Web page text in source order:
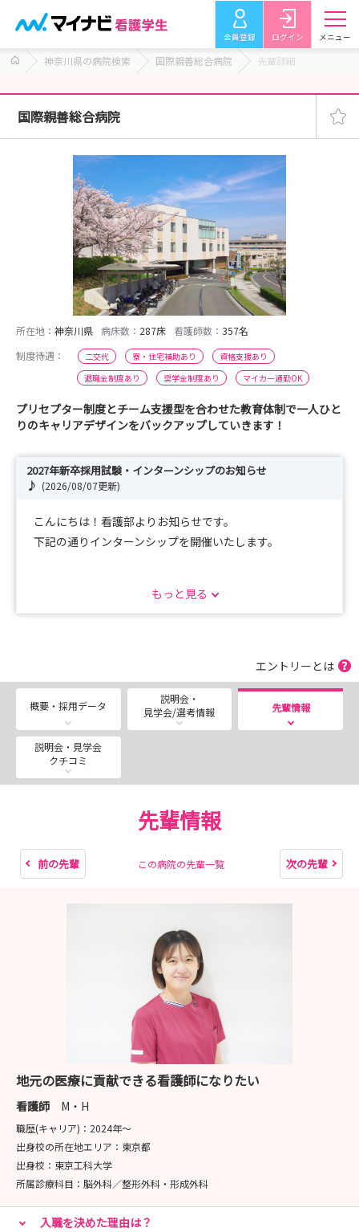
会員登録 ログイン メニュー
神奈川県の病院検索 国際親善総合病院 先輩詳細
国際親善総合病院
所在地： 神奈川県 病床数： 287床 看護師数： 357名
制度待遇：
二交代 寮・住宅補助あり
資格支援あり
退職金制度あり
奨学金制度あり マイカー通勤OK
プリセプター制度とチーム支援型を合わせた教育体制で一人ひと
りのキャリアデザインをバックアップしていきます！
2027年新卒採用試験・インターンシップのお知らせ
♪ (2026/08/07更新)
こんにちは！看護部よりお知らせです。
下記の通りインターンシップを開催いたします。
「ここで働く自分」をイメージできる充実したプログラム
をご用意しています。
☆2026年度インターンシップ☆
【日程】8/13(木)・8/20(木)
【時間】9：00-12：30（8：45受付開始）
・病棟見学
・寮見学
【日程】8/18(火)・8/19(水)・8/24(月)・8/25(火)・
8/26(水)・8/27(木)・8/28(金)
詳細・お申込みは、マイナビ看護学生、または当院ホーム
ページよりお願いします。
みなさまのご応募お待ちしております。
もっと見る
エントリーとは
概要・採用データ
説明会・
見学会/選考情報
先輩情報
説明会・見学会
クチコミ
先輩情報
前の先輩 この病院の先輩一覧 次の先輩
地元の医療に貢献できる看護師になりたい
看護師 M・H
職歴(キャリア)： 2024年〜
出身校の所在地エリア： 東京都
出身校： 東京工科大学
所属診療科目： 脳外科／整形外科・形成外科
入職を決めた理由は？